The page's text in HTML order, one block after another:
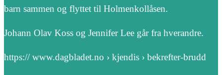
barn sammen og flyttet til Holmenkollåsen.
Johann Olav Koss og Jennifer Lee går fra hverandre.
https:// www.dagbladet.no › kjendis › bekrefter-brudd